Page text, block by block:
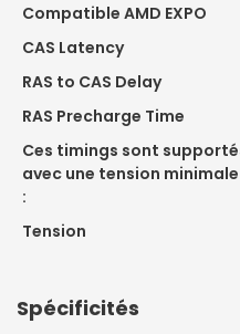
Compatible AMD EXPO
CAS Latency
RAS to CAS Delay
RAS Precharge Time
Ces timings sont
avec une tension
:
Tension
Spécificités